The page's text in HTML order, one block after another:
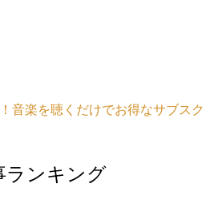
音楽を聴くだけでお得なサブスク
ランキング